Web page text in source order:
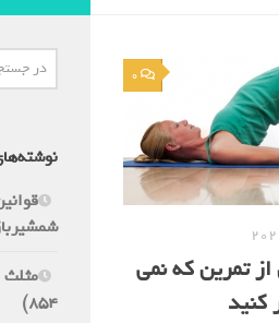
0
تمرین که نمی
کنید
شمشیربازی (2025-2026)
مثلث
854)